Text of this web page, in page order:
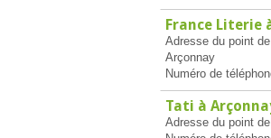
France Literie
Adresse du point
Arçonnay
Numéro de
Tati à
Adresse du point